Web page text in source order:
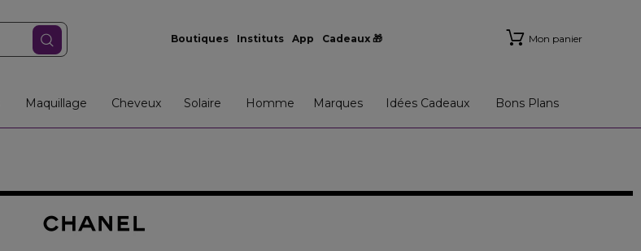
Boutiques Instituts App Cadeaux 🎁 Mon panier
Maquillage Cheveux Solaire Homme Marques Idées Cadeaux Bons Plans